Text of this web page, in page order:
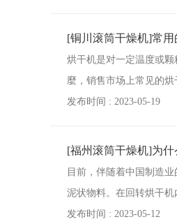
[铜川滚筒干燥机]常
烘干机是对一定温度或
麼，销售市场上常见的
发布时间 : 2023-05-19
[福州滚筒干燥机]为
目前，伴随着中国制造
泥状物料。在回转烘干
发布时间 : 2023-05-12